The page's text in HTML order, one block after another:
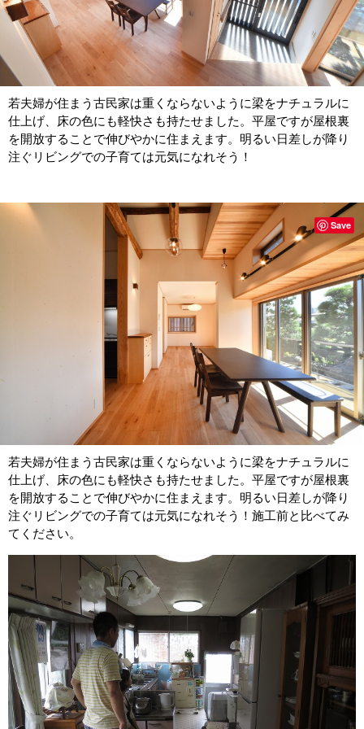
若夫婦が住まう古民家は重くならないように梁をナチュラルに
仕上げ、床の色にも軽快さも持たせました。平屋ですが屋根裏
を開放することで伸びやかに住まえます。明るい日差しが降り
注ぐリビングでの子育ては元気になれそう！
若夫婦が住まう古民家は重くならないように梁をナチュラルに
仕上げ、床の色にも軽快さも持たせました。平屋ですが屋根裏
を開放することで伸びやかに住まえます。明るい日差しが降り
注ぐリビングでの子育ては元気になれそう！施工前と比べてみ
てください。
Save